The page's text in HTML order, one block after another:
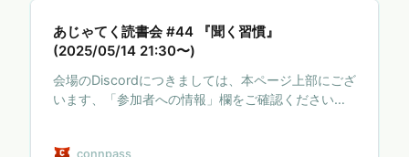
あじゃてく読書会 #44 『聞く習慣』
(2025/05/14 21:30〜)
会場のDiscordにつきましては、本ページ上部にござ
います、「参加者への情報」欄をご確認ください。
connpass